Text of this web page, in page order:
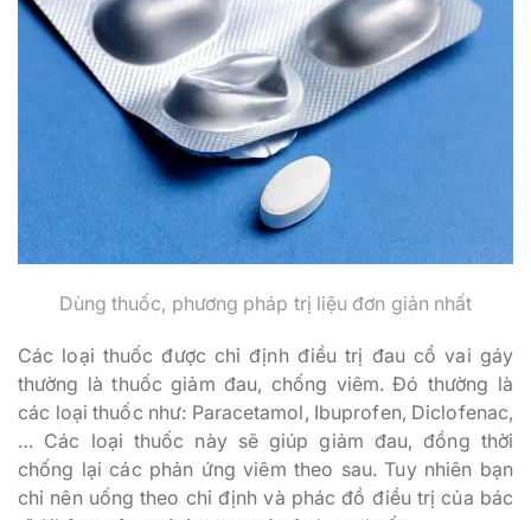
Dùng thuốc, phương pháp trị liệu đơn giản nhất
Các loại thuốc được chỉ định điều trị đau cổ vai gáy
thường là thuốc giảm đau, chống viêm. Đó thường là
các loại thuốc như: Paracetamol, Ibuprofen, Diclofenac,
… Các loại thuốc này sẽ giúp giảm đau, đồng thời
chống lại các phản ứng viêm theo sau. Tuy nhiên bạn
chỉ nên uống theo chỉ định và phác đồ điều trị của bác